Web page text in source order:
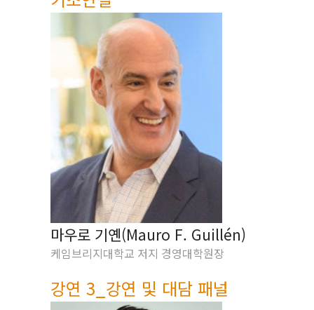
마우로 기옌(Mauro F. Guillén)
케임브리지대학교 저지 경영대학원장
강연 3_강연 및 대담 패널